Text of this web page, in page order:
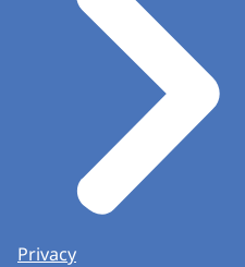
Privacy